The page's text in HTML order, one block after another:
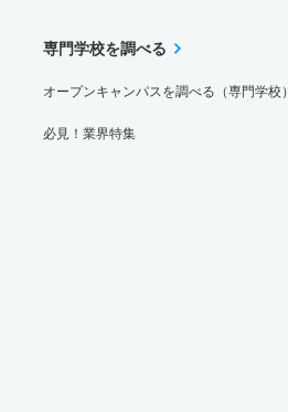
専門学校を調べる
オープンキャンパスを調べる（専門学校）
必見！業界特集